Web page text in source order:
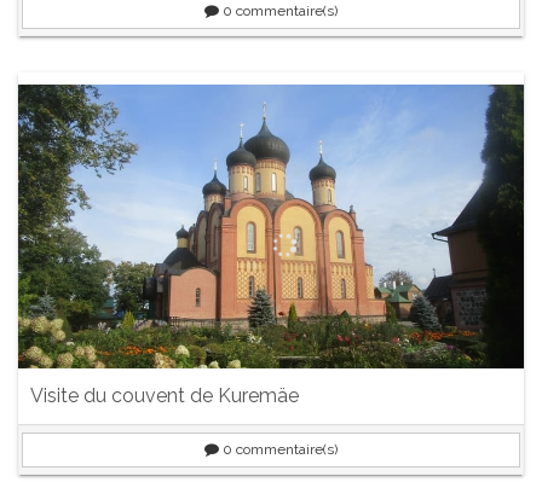
0 commentaire(s)
Visite du couvent de Kuremäe
0 commentaire(s)